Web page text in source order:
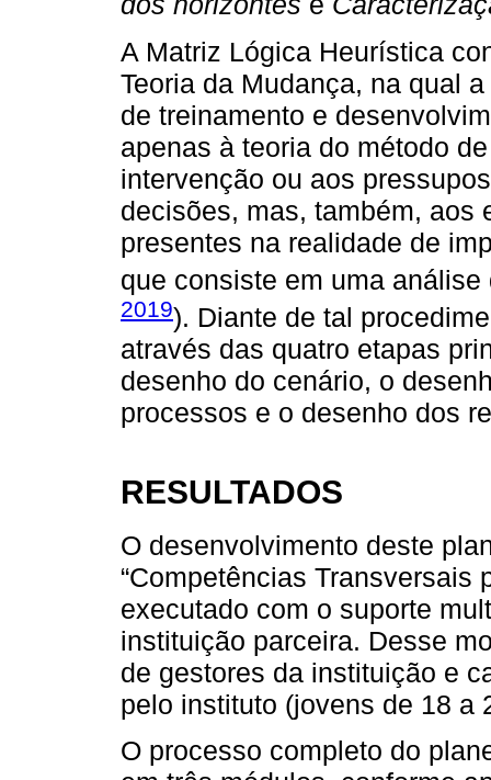
A Matriz Lógica Heurística
Teoria da Mudança, na qual
de treinamento e
apenas à teoria do método
intervenção ou aos
decisões, mas, também, aos
presentes na realidade de
que consiste em uma
2019). Diante de tal
através das quatro etapas
desenho do cenário, o
processos e o desenho dos
RESULTADOS
O desenvolvimento deste
“Competências Transversais
executado com o suporte
instituição parceira. Desse
de gestores da instituição e
pelo instituto (jovens de 18 a
O processo completo do